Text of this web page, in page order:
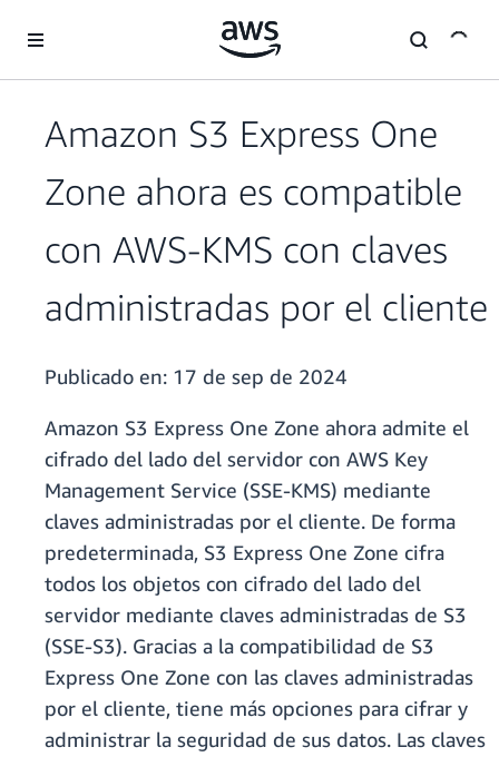
Amazon S3 Express One
Zone ahora es compatible
con AWS-KMS con claves
administradas por el cliente
Publicado en: 17 de sep de 2024
Amazon S3 Express One Zone ahora admite el
cifrado del lado del servidor con AWS Key
Management Service (SSE-KMS) mediante
claves administradas por el cliente. De forma
predeterminada, S3 Express One Zone cifra
todos los objetos con cifrado del lado del
servidor mediante claves administradas de S3
(SSE-S3). Gracias a la compatibilidad de S3
Express One Zone con las claves administradas
por el cliente, tiene más opciones para cifrar y
administrar la seguridad de sus datos. Las claves